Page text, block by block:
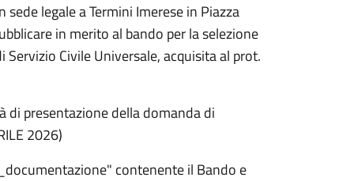
sede legale a Termini Imerese in Piazza
in merito al bando per la selezione
Civile Universale, acquisita al prot.
di presentazione della domanda di
2026)
contenente il Bando e